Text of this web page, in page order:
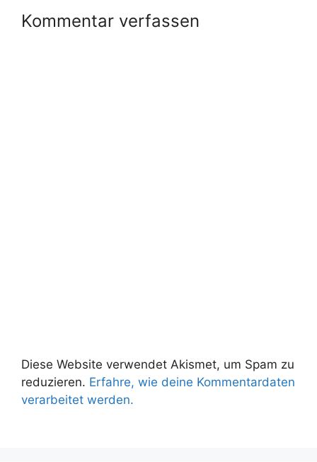
Kommentar verfassen
Diese Website verwendet Akismet, um Spam zu
reduzieren. Erfahre, wie deine Kommentardaten
verarbeitet werden.